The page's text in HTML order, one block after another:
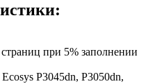
при 5% заполнении
P3045dn, P3050dn,